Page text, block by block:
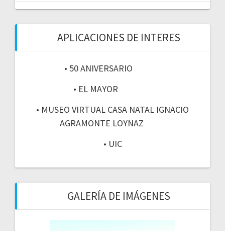
APLICACIONES DE INTERES
• 50 ANIVERSARIO
• EL MAYOR
• MUSEO VIRTUAL CASA NATAL IGNACIO
AGRAMONTE LOYNAZ
• UIC
GALERÍA DE IMÁGENES